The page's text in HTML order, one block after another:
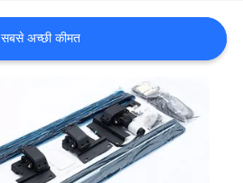
सबसे अच्छी कीमत